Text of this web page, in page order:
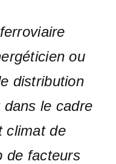
ou
distribution
dans le cadre
climat de
de facteurs